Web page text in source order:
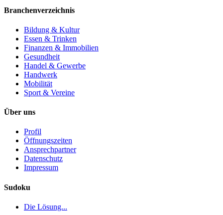
Branchenverzeichnis
Bildung & Kultur
Essen & Trinken
Finanzen & Immobilien
Gesundheit
Handel & Gewerbe
Handwerk
Mobilität
Sport & Vereine
Über uns
Profil
Öffnungszeiten
Ansprechpartner
Datenschutz
Impressum
Sudoku
Die Lösung...